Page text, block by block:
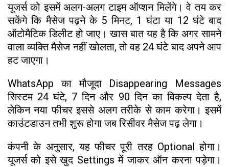
यूजर्स को इसमें अलग-अलग टाइम ऑप्शन मिलेंगे। वे तय कर
सकेंगे कि मैसेज पढ़ने के 5 मिनट, 1 घंटा या 12 घंटे बाद
ऑटोमैटिक डिलीट हो जाए। खास बात यह है कि अगर सामने
वाला व्यक्ति मैसेज नहीं खोलता, तो वह 24 घंटे बाद अपने आप
हट जाएगा।
WhatsApp का मौजूदा Disappearing Messages
सिस्टम 24 घंटे, 7 दिन और 90 दिन का विकल्प देता है,
लेकिन नया फीचर इससे अलग तरीके से काम करेगा। इसमें
काउंटडाउन तभी शुरू होगा जब रिसीवर मैसेज पढ़ लेगा।
कंपनी के अनुसार, यह फीचर पूरी तरह Optional होगा।
यूजर्स को इसे खुद Settings में जाकर ऑन करना पड़ेगा।